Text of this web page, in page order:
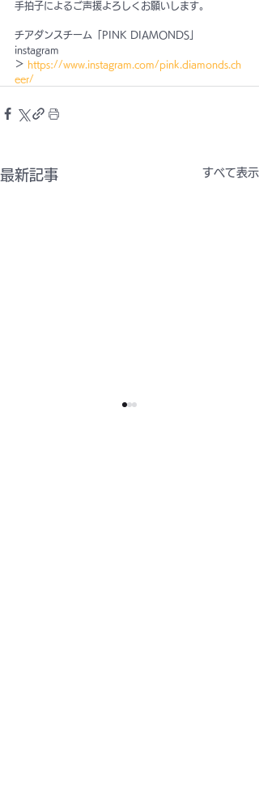
手拍子によるご声援よろしくお願いします。
チアダンスチーム「PINK DIAMONDS」
instagram
＞ https://www.instagram.com/pink.diamonds.ch
eer/
最新記事 すべて表示